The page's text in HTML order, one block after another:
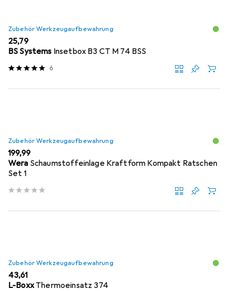
Zubehör Werkzeugaufbewahrung
EUR
25,79
BS Systems Insetbox B3 CT M 74 BSS
6
Zubehör Werkzeugaufbewahrung
EUR
199,99
Wera Schaumstoffeinlage Kraftform Kompakt Ratschen
Set 1
Zubehör Werkzeugaufbewahrung
EUR
43,61
L-Boxx Thermoeinsatz 374